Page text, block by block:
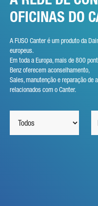
OFICINAS DO
A FUSO Canter é um produto da
europeus.
Em toda a Europa, mais de 800
Benz oferecem aconselhamento,
Sales, manutenção e reparação de
relacionados com o Canter.